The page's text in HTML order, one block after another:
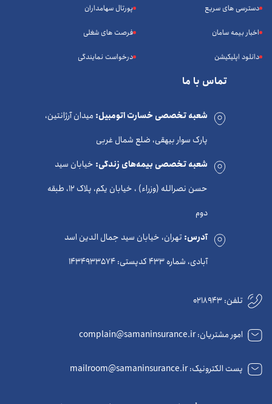
دسترسی های سریع
اخبار بیمه سامان
دانلود اپلیکیشن
پورتال سهامداران
فرصت های شغلی
درخواست نمایندگی
تماس با ما
شعبه تخصصی خسارت اتومبیل: میدان آرژانتین،
پارک سوار بیهقی، ضلع شمال غربی
شعبه تخصصی بیمه‌های زندگی: خیابان سید
حسن نصرالله (وزراء) ، خیابان یکم، پلاک 12، طبقه
دوم
آدرس:تهران، خیابان سید جمال الدین اسد
آبادی، شماره 433 کدپستی: 1434933574
تلفن:0218943
امور مشتریان: complain@samaninsurance.ir
پست الکترونیک: mailroom@samaninsurance.ir